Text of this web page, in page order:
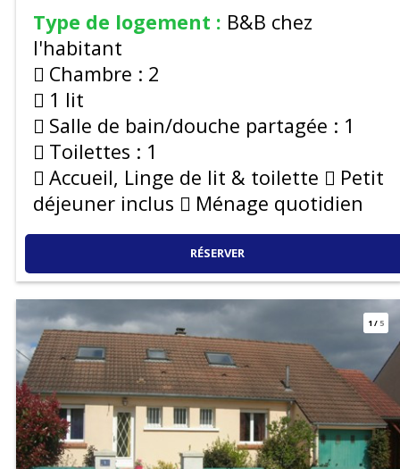
Type de logement : B&B chez
l'habitant
Chambre : 2
1 lit
Salle de bain/douche partagée : 1
Toilettes : 1
Accueil, Linge de lit & toilette
Petit
déjeuner inclus
Ménage quotidien
RÉSERVER
1/ 5